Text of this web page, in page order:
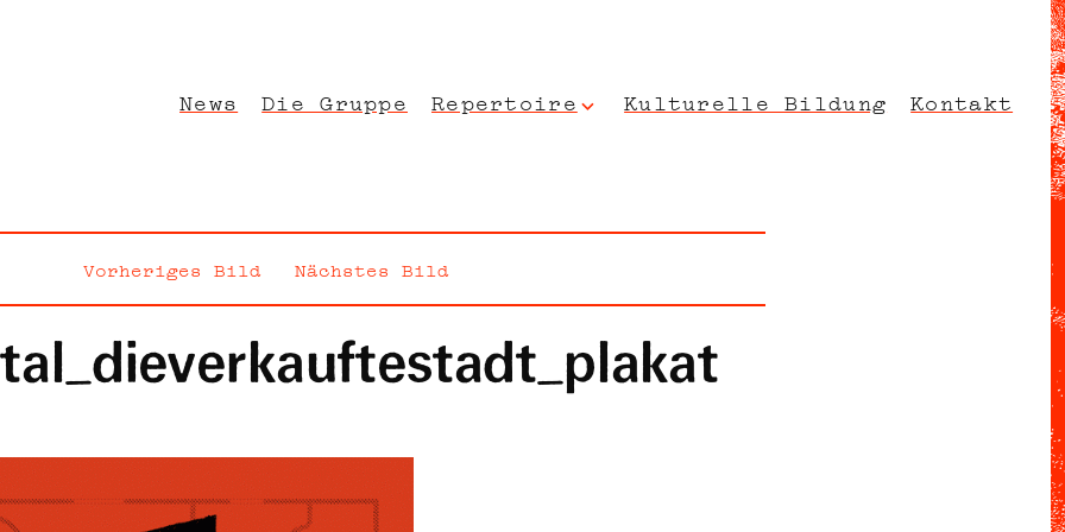
News Die Gruppe Repertoire Kulturelle Bildung Kontakt
Vorheriges Bild Nächstes Bild